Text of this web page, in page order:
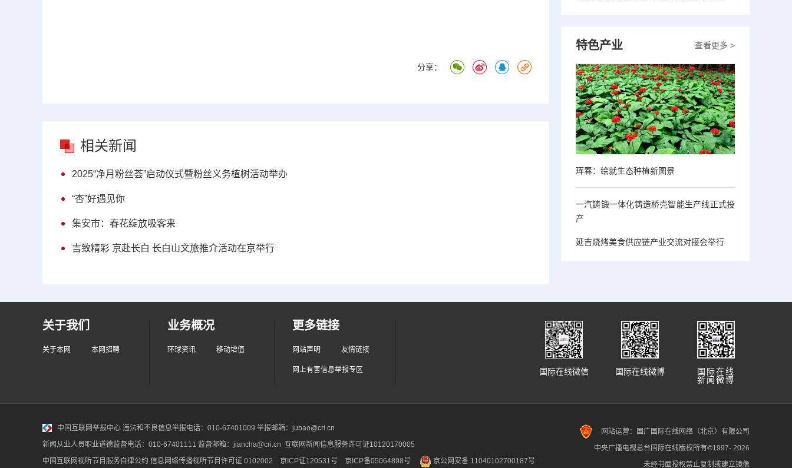
分享：
相关新闻
2025“净月粉丝荟”启动仪式暨粉丝义务植树活动举办
“杏”好遇见你
集安市：春花绽放吸客来
吉致精彩 京赴长白 长白山文旅推介活动在京举行
查看更多 >
特色产业
珲春：绘就生态种植新图景
一汽铸锻一体化铸造桥壳智能生产线正式投
产
延吉烧烤美食供应链产业交流对接会举行
关于我们
关于本网 本网招聘
业务概况
环球资讯 移动增值
更多链接
网站声明 友情链接
网上有害信息举报专区
国际在线
新闻微博
国际在线微博
国际在线微信
中国互联网举报中心 违法和不良信息举报电话：010-67401009 举报邮箱：jubao@cri.cn
新闻从业人员职业道德监督电话：010-67401111 监督邮箱：jiancha@cri.cn 互联网新闻信息服务许可证10120170005
中国互联网视听节目服务自律公约 信息网络传播视听节目许可证 0102002 京ICP证120531号 京ICP备05064898号 京公网安备 11040102700187号
网站运营：国广国际在线网络（北京）有限公司
中央广播电视总台国际在线版权所有©1997- 2026
未经书面授权禁止复制或建立镜像